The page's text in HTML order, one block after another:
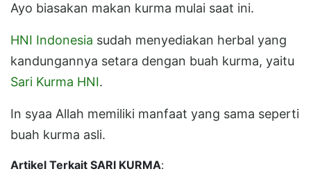
Ayo biasakan makan kurma mulai saat ini.
HNI Indonesia sudah menyediakan herbal yang
kandungannya setara dengan buah kurma, yaitu
Sari Kurma HNI.
In syaa Allah memiliki manfaat yang sama seperti
buah kurma asli.
Artikel Terkait SARI KURMA: